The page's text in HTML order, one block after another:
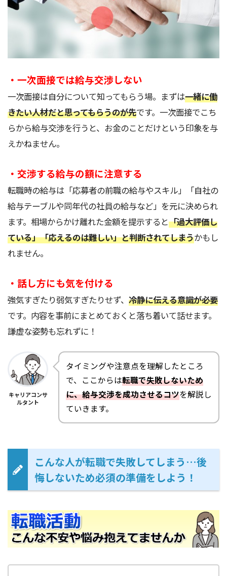
・一次面接では給与交渉しない
一次面接は自分について知ってもらう場。まずは一緒に働
きたい人材だと思ってもらうのが先です。一次面接でこち
らから給与交渉を行うと、お金のことだけという印象を与
えかねません。
・交渉する給与の額に注意する
転職時の給与は「応募者の前職の給与やスキル」「自社の
給与テーブルや同年代の社員の給与など」を元に決められ
ます。相場からかけ離れた金額を提示すると「過大評価し
ている」「応えるのは難しい」と判断されてしまうかもし
れません。
・話し方にも気を付ける
強気すぎたり弱気すぎたりせず、 冷静に伝える意識が必要
です。内容を事前にまとめておくと落ち着いて話せます。
謙虚な姿勢も忘れずに！
キャリアコンサ
ルタント
タイミングや注意点を理解したところ
で、ここからは転職で失敗しないため
に、給与交渉を成功させるコツを解説し
ていきます。
こんな人が転職で失敗してしまう…後
悔しないため必須の準備をしよう！